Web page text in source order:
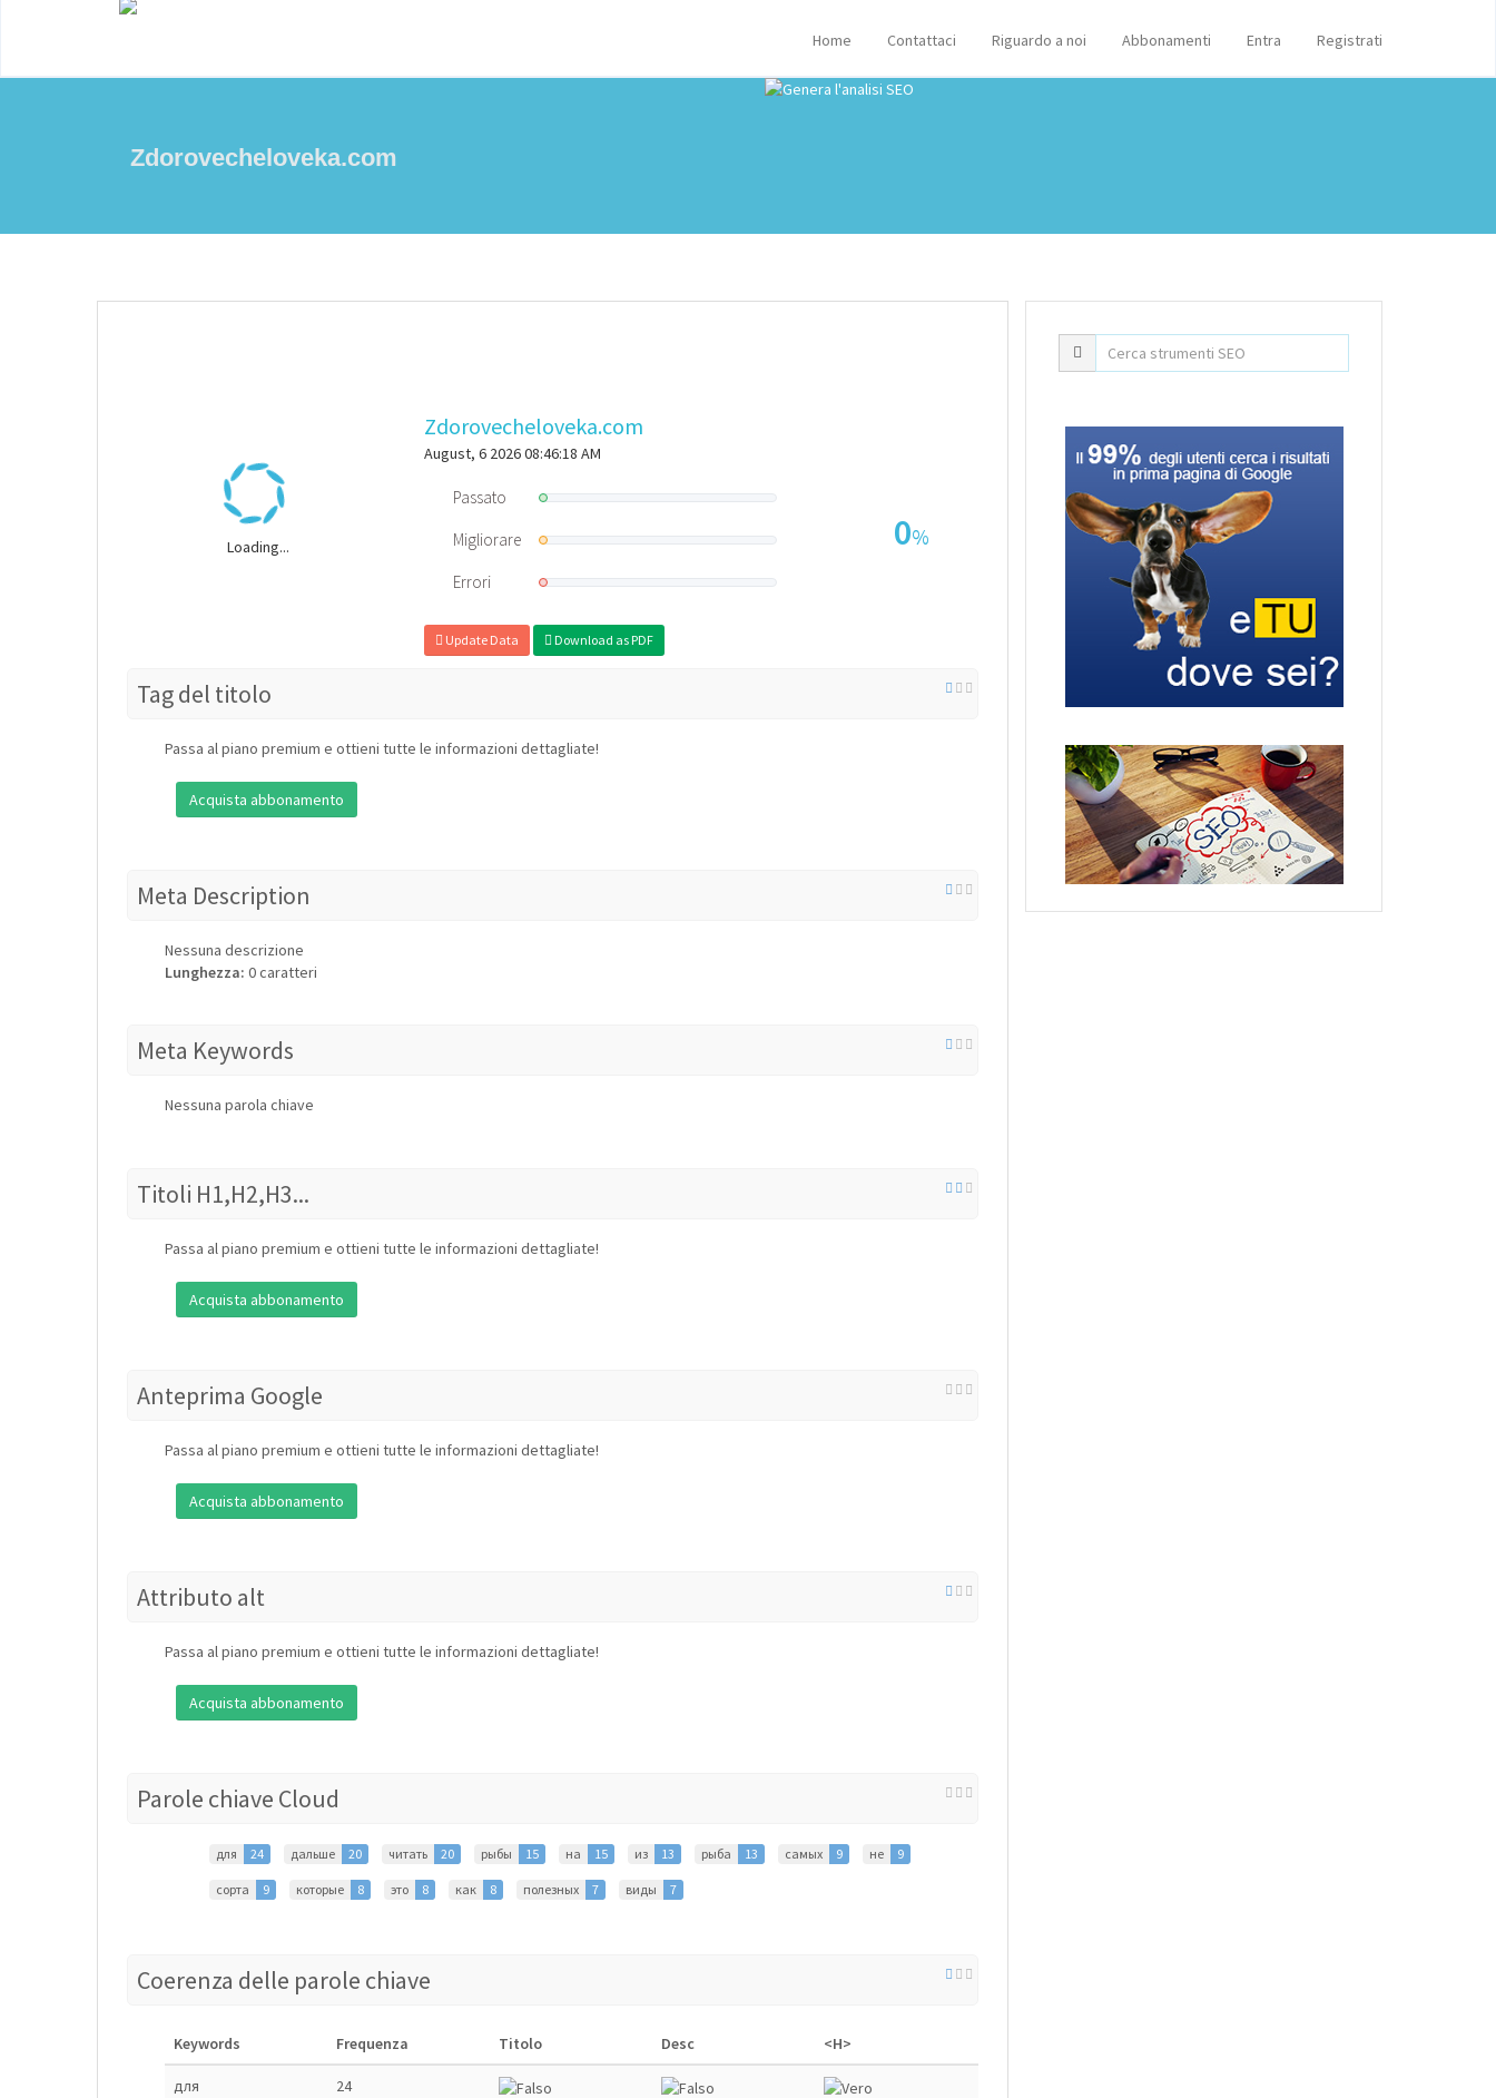
Home Contattaci Riguardo a noi Abbonamenti Entra Registrati
Zdorovecheloveka.com
Loading...
Zdorovecheloveka.com
August, 6 2026 08:46:18 AM
Passato
Migliorare
Errori
Update Data Download as PDF
0%
Tag del titolo
Passa al piano premium e ottieni tutte le informazioni dettagliate!
Acquista abbonamento
Meta Description
Nessuna descrizione
Lunghezza: 0 caratteri
Meta Keywords
Nessuna parola chiave
Titoli H1,H2,H3...
Passa al piano premium e ottieni tutte le informazioni dettagliate!
Acquista abbonamento
Anteprima Google
Passa al piano premium e ottieni tutte le informazioni dettagliate!
Acquista abbonamento
Attributo alt
Passa al piano premium e ottieni tutte le informazioni dettagliate!
Acquista abbonamento
Parole chiave Cloud
для 24 дальше 20 читать 20 рыбы 15 на 15 из 13 рыба 13 самых 9 не 9
сорта 9 которые 8 это 8 как 8 полезных 7 виды 7
Coerenza delle parole chiave
Keywords Frequenza Titolo Desc <H>
для 24